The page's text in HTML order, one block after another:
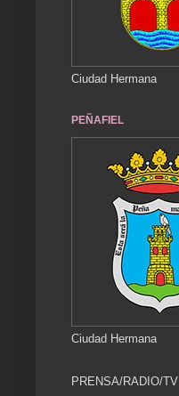
Ciudad Hermana
PEÑAFIEL
Ciudad Hermana
PRENSA/RADIO/TV